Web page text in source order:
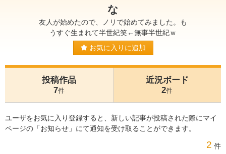
な
友人が始めたので、ノリで始めてみました。も
うすぐ生まれて半世紀笑←無事半世紀ｗ
お気に入りに追加
投稿作品
7件
近況ボード
2件
ユーザをお気に入り登録すると、新しい記事が投稿された際にマイ
ページの「お知らせ」にて通知を受け取ることができます。
2 件